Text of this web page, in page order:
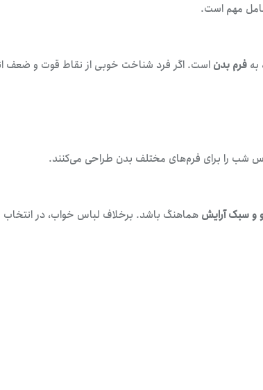
مهم است.
فرم بدن است. اگر فرد شناخت خوبی از نقاط قوت و ضعف
شب را برای فرم‌های مختلف بدن طراحی می‌کنند.
و سبک آرایش هماهنگ باشد. برخلاف لباس خواب، در